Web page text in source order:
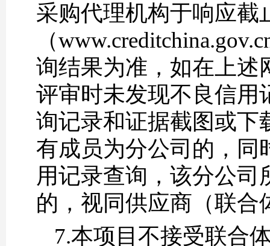
采购代理机构于响应截
（
询结果为准，如在上述
评审时未发现不良信
询记录和证据截图或
有成员为分公司的，同
用记录查询，该分公
的，视同供应商（联合
7.本项目不接受联合